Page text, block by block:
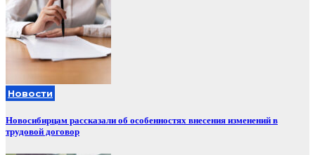
Новости
Новосибирцам рассказали об особенностях внесения изменений в
трудовой договор